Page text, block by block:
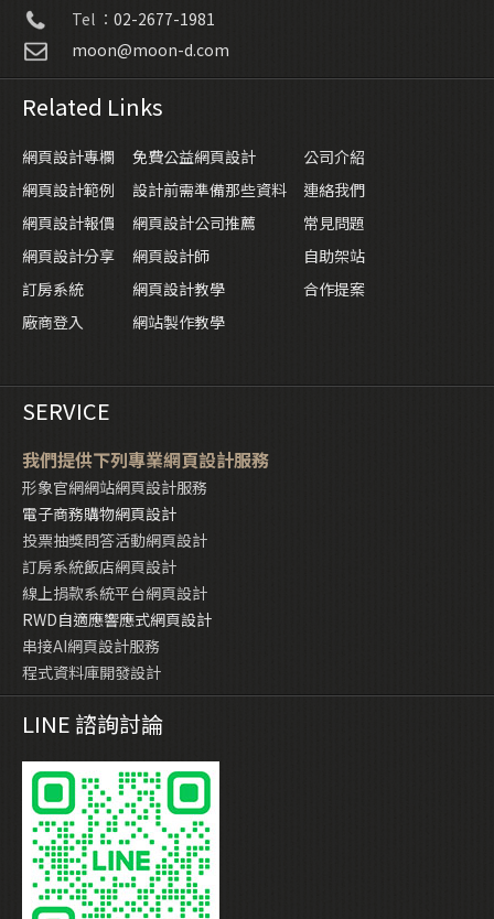
Tel ： 02-2677-1981
moon@moon-d.com
Related Links
網頁設計專欄 免費公益網頁設計
公司介紹
網頁設計範例
設計前需準備那些資料
連絡我們
網頁設計報價
網頁設計公司推薦
常見問題
網頁設計分享
網頁設計師
自助架站
訂房系統
網頁設計教學
合作提案
廠商登入
網站製作教學
SERVICE
我們提供下列專業網頁設計服務
形象官網網站網頁設計服務
電子商務購物網頁設計
投票抽獎問答活動網頁設計
訂房系統飯店網頁設計
線上捐款系統平台網頁設計
RWD自適應響應式網頁設計
串接AI網頁設計服務
程式資料庫開發設計
LINE 諮詢討論